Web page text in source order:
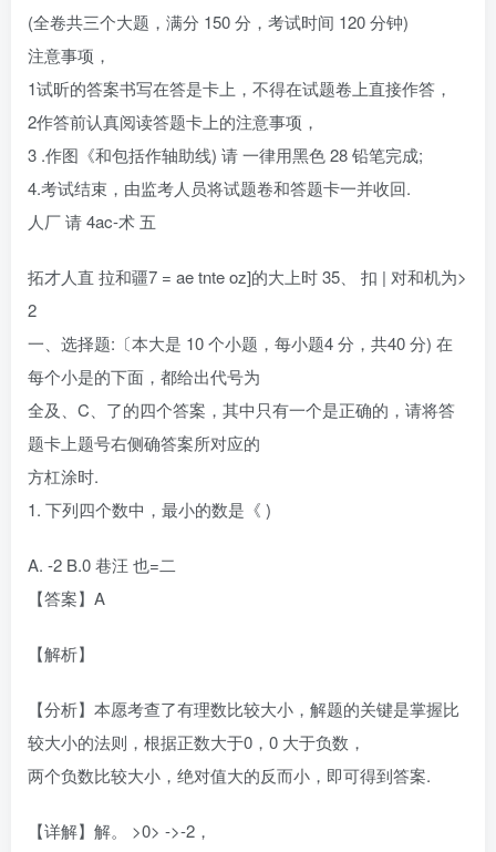
(全卷共三个大题，满分 150 分，考试时间 120 分钟)
注意事项，
1试昕的答案书写在答是卡上，不得在试题卷上直接作答，
2作答前认真阅读答题卡上的注意事项，
3 .作图《和包括作轴助线) 请 一律用黑色 28 铅笔完成;
4.考试结束，由监考人员将试题卷和答题卡一并收回.
人厂 请 4ac-术 五
拓才人直 拉和疆7 = ae tnte oz]的大上时 35、 扣 | 对和机为>
2
一、选择题:〔本大是 10 个小题，每小题4 分，共40 分) 在
每个小是的下面，都给出代号为
全及、C、了的四个答案，其中只有一个是正确的，请将答
题卡上题号右侧确答案所对应的
方杠涂时.
1. 下列四个数中，最小的数是《 )
A. -2 B.0 巷汪 也=二
【答案】A
【解析】
【分析】本愿考查了有理数比较大小，解题的关键是掌握比
较大小的法则，根据正数大于0，0 大于负数，
两个负数比较大小，绝对值大的反而小，即可得到答案.
【详解】解。 >0> ->-2，